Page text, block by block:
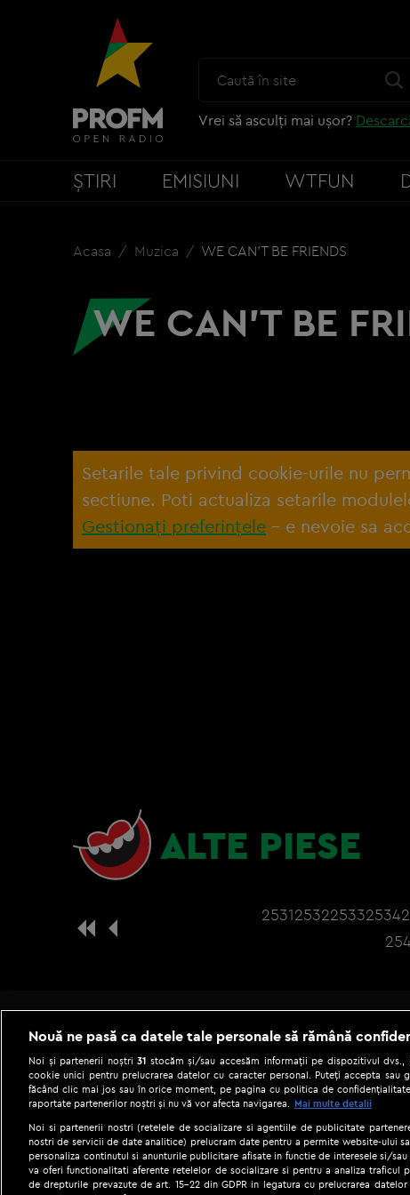
Vrei să asculți mai ușor?
ȘTIRI EMISIUNI WTFUN
Acasa Muzica WE CAN'T BE FRIENDS
WE CAN'T BE
Setarile tale privind cookie-urile nu
sectiune. Poti actualiza setarile
Gestionați preferințele – e nevoie sa
ALTE PIESE
2531253225332534
Gestionați preferințele|
Nouă ne pasă ca datele tale personale să rămână
Noi și partenerii noștri31 stocăm și/sau accesăm informații pe dispozitivul
cookie unici pentru prelucrarea datelor cu caracter personal. Puteți accepta sau
făcând clic mai jos sau în orice moment, pe pagina cu politica de
raportate partenerilor noștri și nu vă vor afecta navigarea.
Mai multe detalii
Noi si partenerii nostri (retelele de socializare si agentiile de publicitate
nostri de servicii de date analitice) prelucram date pentru a permite website-ului
personaliza continutul si anunturile publicitare afisate in functie de interesele si/
va oferi functionalitati aferente retelelor de socializare si pentru a analiza traficul
de drepturile prevazute de art. 15-22 din GDPR in legatura cu prelucrarea